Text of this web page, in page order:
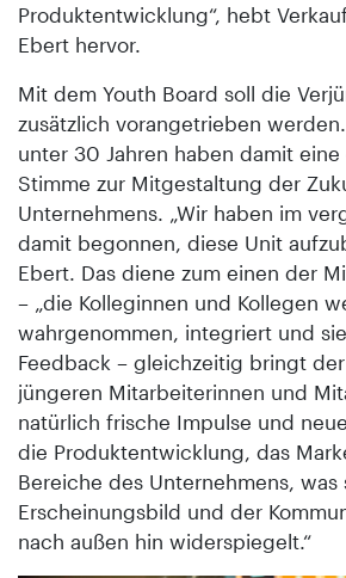
Produktentwicklung“, hebt
Ebert hervor.
Mit dem Youth Board soll die
zusätzlich vorangetrieben
unter 30 Jahren haben damit eine
Stimme zur Mitgestaltung der
Unternehmens. „Wir haben im
damit begonnen, diese Unit
Ebert. Das diene zum einen der
– „die Kolleginnen und Kollegen
wahrgenommen, integriert und
Feedback – gleichzeitig bringt
jüngeren Mitarbeiterinnen und
natürlich frische Impulse und
die Produktentwicklung, das
Bereiche des Unternehmens, was
Erscheinungsbild und der
nach außen hin widerspiegelt.“